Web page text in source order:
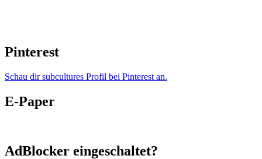
Pinterest
Schau dir subcultures Profil bei Pinterest an.
E-Paper
AdBlocker eingeschaltet?